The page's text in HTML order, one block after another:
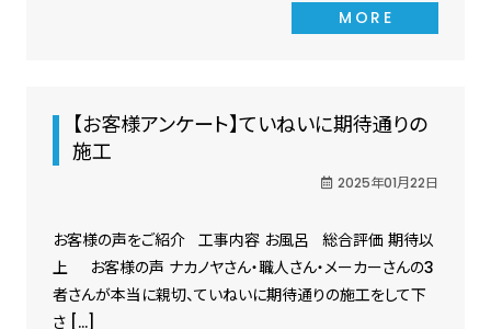
MORE
【お客様アンケート】ていねいに期待通りの
施工
2025年01月22日
お客様の声をご紹介 工事内容 お風呂 総合評価 期待以
上 お客様の声 ナカノヤさん・職人さん・メーカーさんの3
者さんが本当に親切、ていねいに期待通りの施工をして下
さ […]